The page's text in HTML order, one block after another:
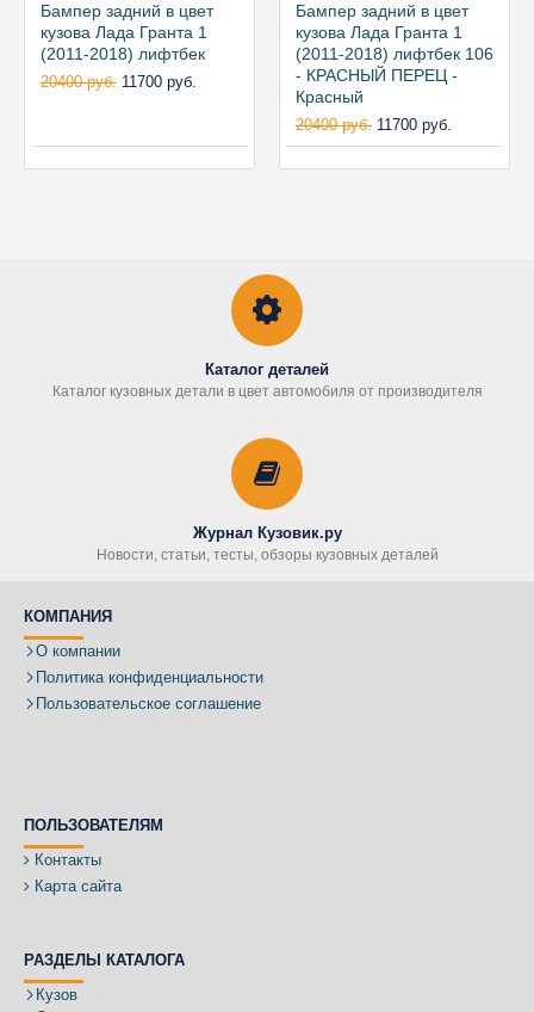
Бампер задний в цвет
кузова Лада Гранта 1
(2011-2018) лифтбек
20400 руб. 11700 руб.
Бампер задний в цвет
кузова Лада Гранта 1
(2011-2018) лифтбек 106
- КРАСНЫЙ ПЕРЕЦ -
Красный
20400 руб. 11700 руб.
Каталог деталей
Каталог кузовных детали в цвет автомобиля от производителя
Журнал Кузовик.ру
Новости, статьи, тесты, обзоры кузовных деталей
КОМПАНИЯ
О компании
Политика конфиденциальности
Пользовательское соглашение
ПОЛЬЗОВАТЕЛЯМ
Контакты
Карта сайта
РАЗДЕЛЫ КАТАЛОГА
Кузов